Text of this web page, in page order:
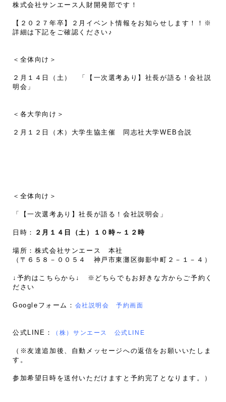
株式会社サンエース人財開発部です！
【２０２７年卒】２月イベント情報をお知らせします！！※
詳細は下記をご確認ください♪
＜全体向け＞
２月１４日（土） 「【一次選考あり】社長が語る！会社説
明会」
＜各大学向け＞
２月１２日（木）大学生協主催 同志社大学WEB合説
＜全体向け＞
「【一次選考あり】社長が語る！会社説明会」
日時： ２月１４日（土）１０時～１２時
場所：株式会社サンエース 本社
（〒６５８－００５４ 神戸市東灘区御影中町２－１－４）
↓予約はこちらから↓ ※どちらでもお好きな方からご予約く
ださい
Googleフォーム： 会社説明会 予約画面
公式LINE： （株）サンエース 公式LINE
（※友達追加後、自動メッセージへの返信をお願いいたしま
す。
参加希望日時を送付いただけますと予約完了となります。）